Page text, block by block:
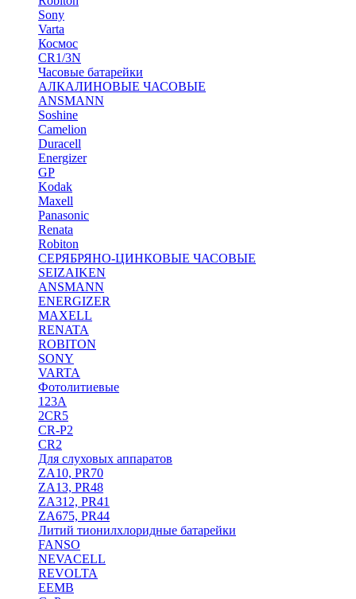
Sony
Varta
Космос
CR1/3N
Часовые батарейки
АЛКАЛИНОВЫЕ ЧАСОВЫЕ
ANSMANN
Soshine
Camelion
Duracell
Energizer
GP
Kodak
Maxell
Panasonic
Renata
Robiton
СЕРЯБРЯНО-ЦИНКОВЫЕ ЧАСОВЫЕ
SEIZAIKEN
ANSMANN
ENERGIZER
MAXELL
RENATA
ROBITON
SONY
VARTA
Фотолитиевые
123A
2CR5
CR-P2
CR2
Для слуховых аппаратов
ZA10, PR70
ZA13, PR48
ZA312, PR41
ZA675, PR44
Литий тионилхлоридные батарейки
FANSO
NEVACELL
REVOLTA
EEMB